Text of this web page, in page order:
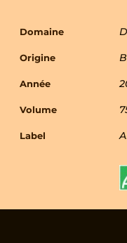
Domaine
Origine
Année
Volume
Label